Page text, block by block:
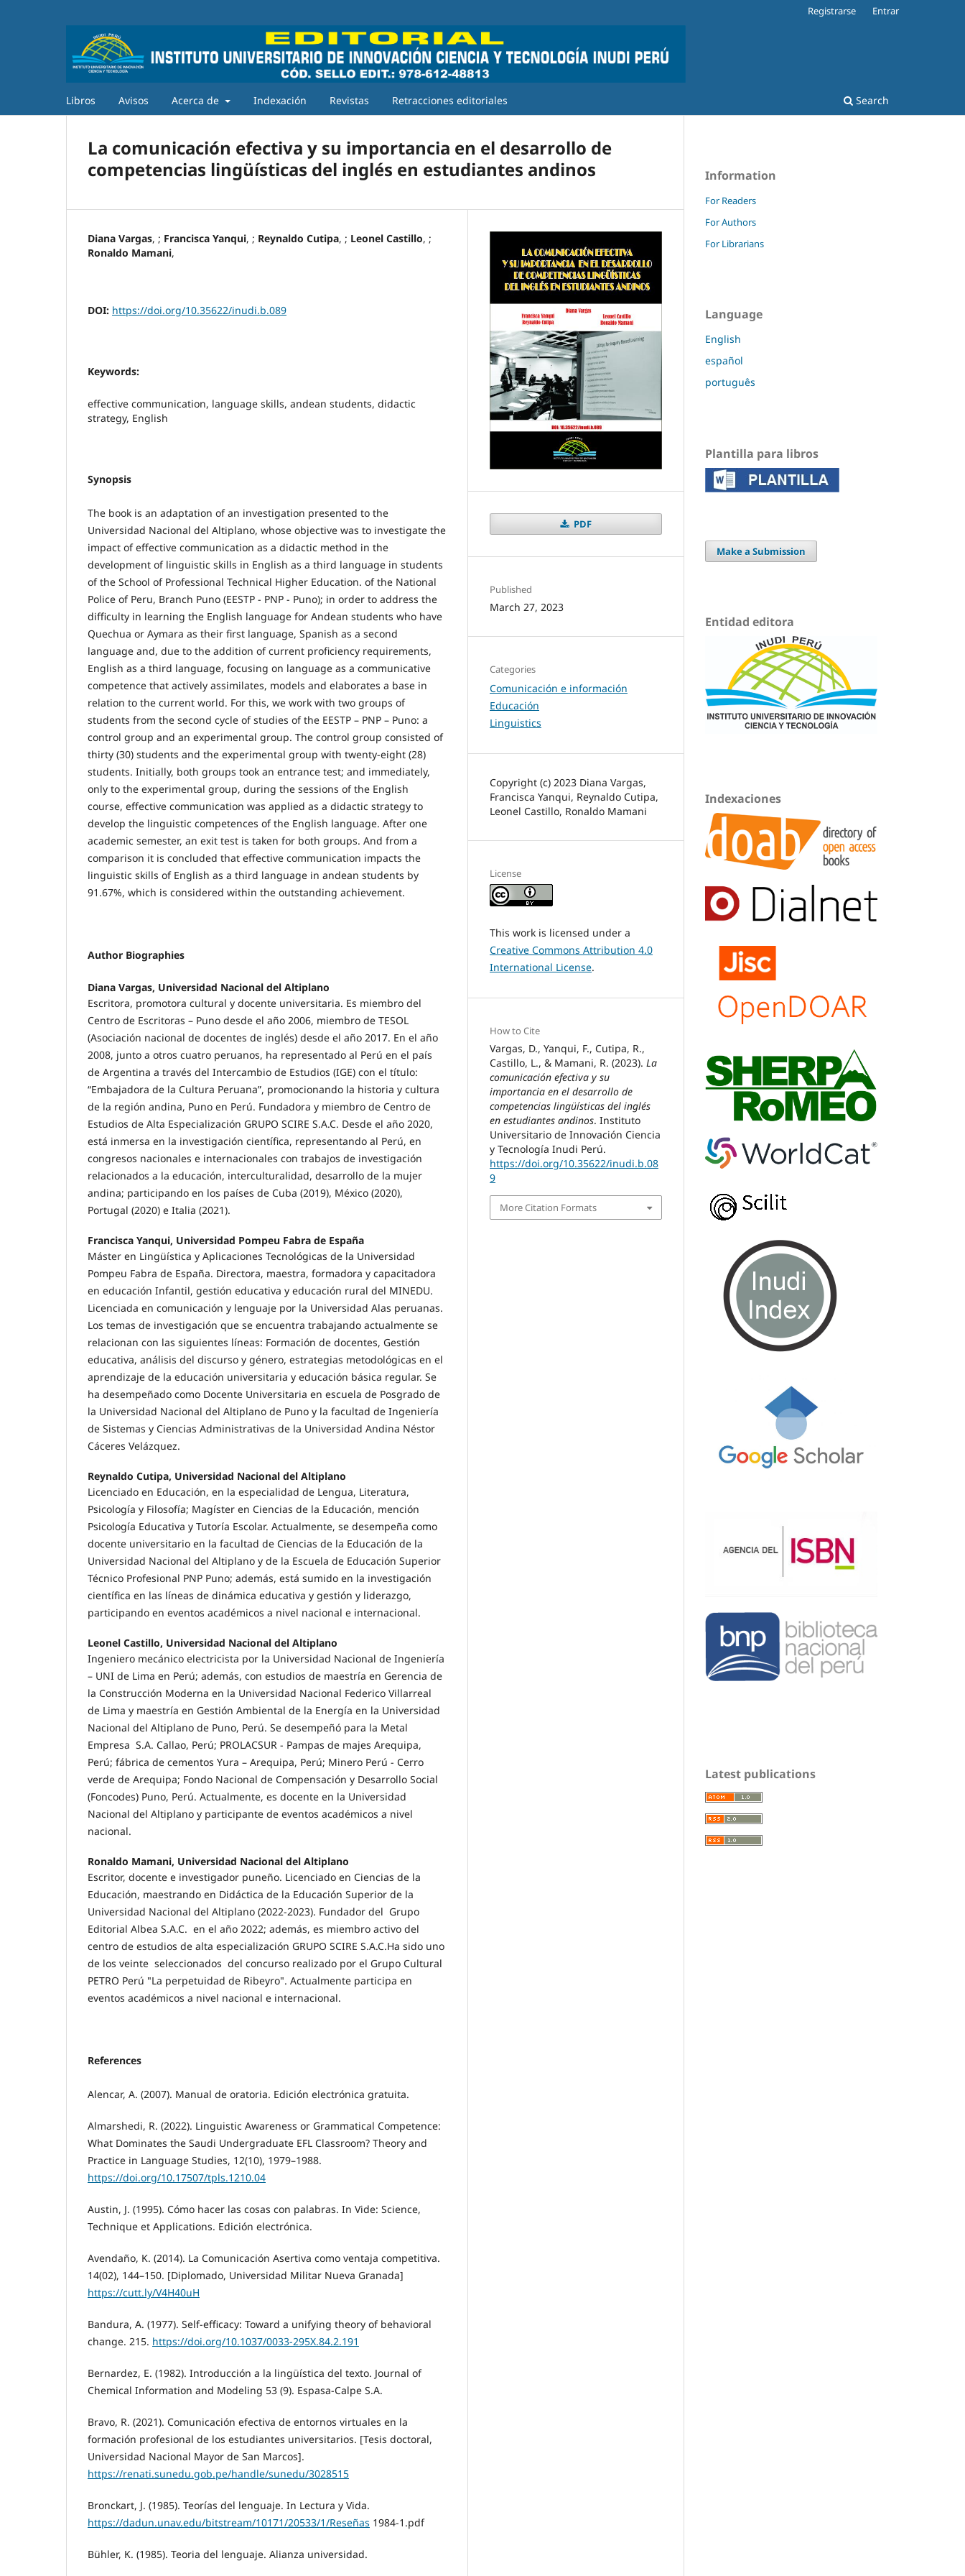
Libros Avisos Acerca de Indexación Revistas Retracciones editoriales Search
Registrarse Entrar
La comunicación efectiva y su importancia en el desarrollo de
competencias lingüísticas del inglés en estudiantes andinos
Diana Vargas, ; Francisca Yanqui, ; Reynaldo Cutipa, ; Leonel Castillo, ;
Ronaldo Mamani,
DOI: https://doi.org/10.35622/inudi.b.089
Keywords:
effective communication, language skills, andean students, didactic
strategy, English
Synopsis
The book is an adaptation of an investigation presented to the
Universidad Nacional del Altiplano, whose objective was to investigate the
impact of effective communication as a didactic method in the
development of linguistic skills in English as a third language in students
of the School of Professional Technical Higher Education. of the National
Police of Peru, Branch Puno (EESTP - PNP - Puno); in order to address the
difficulty in learning the English language for Andean students who have
Quechua or Aymara as their first language, Spanish as a second
language and, due to the addition of current proficiency requirements,
English as a third language, focusing on language as a communicative
competence that actively assimilates, models and elaborates a base in
relation to the current world. For this, we work with two groups of
students from the second cycle of studies of the EESTP – PNP – Puno: a
control group and an experimental group. The control group consisted of
thirty (30) students and the experimental group with twenty-eight (28)
students. Initially, both groups took an entrance test; and immediately,
only to the experimental group, during the sessions of the English
course, effective communication was applied as a didactic strategy to
develop the linguistic competences of the English language. After one
academic semester, an exit test is taken for both groups. And from a
comparison it is concluded that effective communication impacts the
linguistic skills of English as a third language in andean students by
91.67%, which is considered within the outstanding achievement.
Author Biographies
Diana Vargas, Universidad Nacional del Altiplano
Escritora, promotora cultural y docente universitaria. Es miembro del
Centro de Escritoras – Puno desde el año 2006, miembro de TESOL
(Asociación nacional de docentes de inglés) desde el año 2017. En el año
2008, junto a otros cuatro peruanos, ha representado al Perú en el país
de Argentina a través del Intercambio de Estudios (IGE) con el título:
“Embajadora de la Cultura Peruana”, promocionando la historia y cultura
de la región andina, Puno en Perú. Fundadora y miembro de Centro de
Estudios de Alta Especialización GRUPO SCIRE S.A.C. Desde el año 2020,
está inmersa en la investigación científica, representando al Perú, en
congresos nacionales e internacionales con trabajos de investigación
relacionados a la educación, interculturalidad, desarrollo de la mujer
andina; participando en los países de Cuba (2019), México (2020),
Portugal (2020) e Italia (2021).
Francisca Yanqui, Universidad Pompeu Fabra de España
Máster en Lingüística y Aplicaciones Tecnológicas de la Universidad
Pompeu Fabra de España. Directora, maestra, formadora y capacitadora
en educación Infantil, gestión educativa y educación rural del MINEDU.
Licenciada en comunicación y lenguaje por la Universidad Alas peruanas.
Los temas de investigación que se encuentra trabajando actualmente se
relacionan con las siguientes líneas: Formación de docentes, Gestión
educativa, análisis del discurso y género, estrategias metodológicas en el
aprendizaje de la educación universitaria y educación básica regular. Se
ha desempeñado como Docente Universitaria en escuela de Posgrado de
la Universidad Nacional del Altiplano de Puno y la facultad de Ingeniería
de Sistemas y Ciencias Administrativas de la Universidad Andina Néstor
Cáceres Velázquez.
Reynaldo Cutipa, Universidad Nacional del Altiplano
Licenciado en Educación, en la especialidad de Lengua, Literatura,
Psicología y Filosofía; Magíster en Ciencias de la Educación, mención
Psicología Educativa y Tutoría Escolar. Actualmente, se desempeña como
docente universitario en la facultad de Ciencias de la Educación de la
Universidad Nacional del Altiplano y de la Escuela de Educación Superior
Técnico Profesional PNP Puno; además, está sumido en la investigación
científica en las líneas de dinámica educativa y gestión y liderazgo,
participando en eventos académicos a nivel nacional e internacional.
Leonel Castillo, Universidad Nacional del Altiplano
Ingeniero mecánico electricista por la Universidad Nacional de Ingeniería
– UNI de Lima en Perú; además, con estudios de maestría en Gerencia de
la Construcción Moderna en la Universidad Nacional Federico Villarreal
de Lima y maestría en Gestión Ambiental de la Energía en la Universidad
Nacional del Altiplano de Puno, Perú. Se desempeñó para la Metal
Empresa S.A. Callao, Perú; PROLACSUR - Pampas de majes Arequipa,
Perú; fábrica de cementos Yura – Arequipa, Perú; Minero Perú - Cerro
verde de Arequipa; Fondo Nacional de Compensación y Desarrollo Social
(Foncodes) Puno, Perú. Actualmente, es docente en la Universidad
Nacional del Altiplano y participante de eventos académicos a nivel
nacional.
Ronaldo Mamani, Universidad Nacional del Altiplano
Escritor, docente e investigador puneño. Licenciado en Ciencias de la
Educación, maestrando en Didáctica de la Educación Superior de la
Universidad Nacional del Altiplano (2022-2023). Fundador del Grupo
Editorial Albea S.A.C. en el año 2022; además, es miembro activo del
centro de estudios de alta especialización GRUPO SCIRE S.A.C.Ha sido uno
de los veinte seleccionados del concurso realizado por el Grupo Cultural
PETRO Perú "La perpetuidad de Ribeyro". Actualmente participa en
eventos académicos a nivel nacional e internacional.
References
Alencar, A. (2007). Manual de oratoria. Edición electrónica gratuita.
Almarshedi, R. (2022). Linguistic Awareness or Grammatical Competence:
What Dominates the Saudi Undergraduate EFL Classroom? Theory and
Practice in Language Studies, 12(10), 1979–1988.
https://doi.org/10.17507/tpls.1210.04
Austin, J. (1995). Cómo hacer las cosas con palabras. In Vide: Science,
Technique et Applications. Edición electrónica.
Avendaño, K. (2014). La Comunicación Asertiva como ventaja competitiva.
14(02), 144–150. [Diplomado, Universidad Militar Nueva Granada]
https://cutt.ly/V4H40uH
Bandura, A. (1977). Self-efficacy: Toward a unifying theory of behavioral
change. 215. https://doi.org/10.1037/0033-295X.84.2.191
Bernardez, E. (1982). Introducción a la lingüística del texto. Journal of
Chemical Information and Modeling 53 (9). Espasa-Calpe S.A.
Bravo, R. (2021). Comunicación efectiva de entornos virtuales en la
formación profesional de los estudiantes universitarios. [Tesis doctoral,
Universidad Nacional Mayor de San Marcos].
https://renati.sunedu.gob.pe/handle/sunedu/3028515
Bronckart, J. (1985). Teorías del lenguaje. In Lectura y Vida.
https://dadun.unav.edu/bitstream/10171/20533/1/Reseñas 1984-1.pdf
Bühler, K. (1985). Teoria del lenguaje. Alianza universidad.
PDF
Published
March 27, 2023
Categories
Comunicación e información
Educación
Linguistics
Copyright (c) 2023 Diana Vargas,
Francisca Yanqui, Reynaldo Cutipa,
Leonel Castillo, Ronaldo Mamani
License
This work is licensed under a
Creative Commons Attribution 4.0
International License.
How to Cite
Vargas, D., Yanqui, F., Cutipa, R.,
Castillo, L., & Mamani, R. (2023). La
comunicación efectiva y su
importancia en el desarrollo de
competencias lingüísticas del inglés
en estudiantes andinos. Instituto
Universitario de Innovación Ciencia
y Tecnología Inudi Perú.
https://doi.org/10.35622/inudi.b.08
9
More Citation Formats
Information
For Readers
For Authors
For Librarians
Language
English
español
português
Plantilla para libros
Make a Submission
Entidad editora
Indexaciones
Latest publications